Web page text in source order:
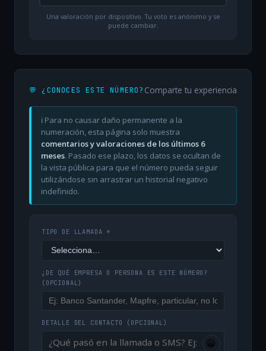
Una valoración por dispositivo. Tu voto es anónimo y se
puede cambiar.
💬 ¿CONOCES ESTE NÚMERO? Comparte tu experiencia
ℹ️ Para no causar daño permanente a la
numeración, esta página solo muestra
comentarios y valoraciones de los últimos 6
meses. Pasado ese plazo, los datos se ocultan de
la vista pública para que el número pueda seguir
utilizándose sin arrastrar un historial negativo
indefinido.
TIPO DE LLAMADA *
¿DE QUÉ EMPRESA O PERSONA ES ESTE NÚMERO?
(OPCIONAL)
DETALLE DEL CONTACTO (OPCIONAL)
😀